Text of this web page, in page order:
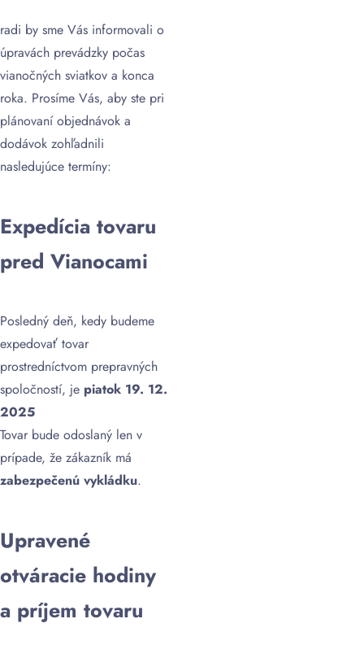
radi by sme Vás informovali o
úpravách prevádzky počas
vianočných sviatkov a konca
roka. Prosíme Vás, aby ste pri
plánovaní objednávok a
dodávok zohľadnili
nasledujúce termíny:
Expedícia tovaru
pred Vianocami
Posledný deň, kedy budeme
expedovať tovar
prostredníctvom prepravných
spoločností, je piatok 19. 12.
2025
Tovar bude odoslaný len v
prípade, že zákazník má
zabezpečenú vykládku.
Upravené
otváracie hodiny
a príjem tovaru